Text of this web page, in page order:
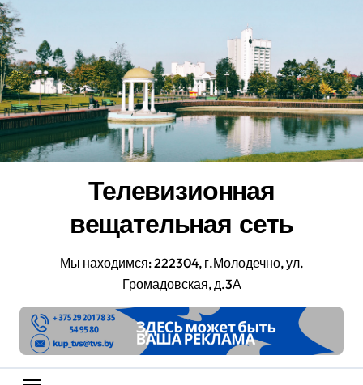
Перейти
к
содержанию
Телевизионная
вещательная сеть
Мы находимся: 222304, г.Молодечно, ул.
Громадовская, д.3А